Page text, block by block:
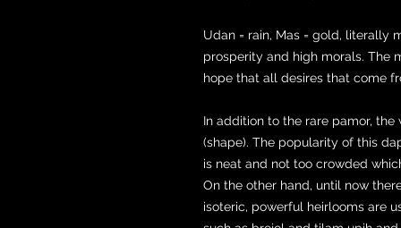
Udan = rain, Mas = gold, literally
prosperity and high morals. The
hope that all desires that come
In addition to the rare pamor,
(shape). The popularity of this
is neat and not too crowded
On the other hand, until now
isoteric, powerful heirlooms are